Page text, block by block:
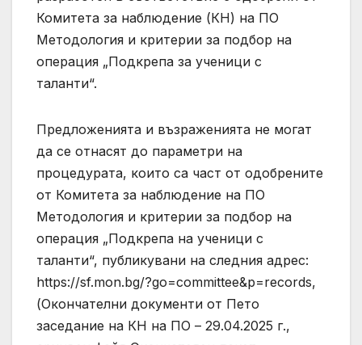
Комитета за наблюдение (КН) на ПО
Методология и критерии за подбор на
операция „Подкрепа за ученици с
таланти“.
Предложенията и възраженията не могат
да се отнасят до параметри на
процедурата, които са част от одобрените
от Комитета за наблюдение на ПО
Методология и критерии за подбор на
операция „Подкрепа на ученици с
таланти“, публикувани на следния адрес:
https://sf.mon.bg/?go=committee&p=records,
(Окончателни документи от Пето
заседание на КН на ПО – 29.04.2025 г.,